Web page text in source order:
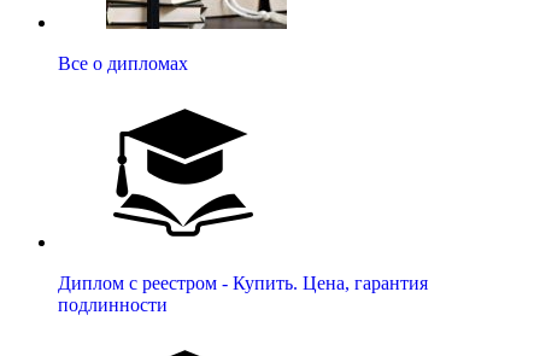
Все о дипломах
Диплом с реестром - Купить. Цена, гарантия
подлинности